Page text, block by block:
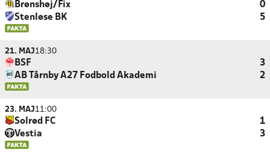
Brønshøj/Fix
0
Stenløse BK
5
21. MAJ18:30
BSF
3
AB Tårnby A27 Fodbold Akademi
2
23. MAJ11:00
Solrød FC
1
Vestia
3